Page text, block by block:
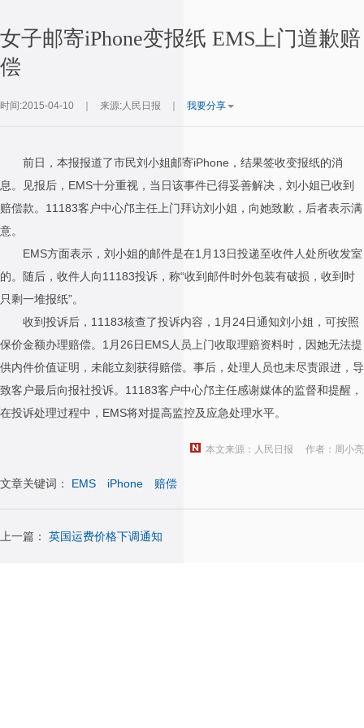
女子邮寄iPhone变报纸 EMS上门道歉赔
偿
时间:2015-04-10 来源:人民日报 我要分享
前日，本报报道了市民刘小姐邮寄iPhone，结果签收变报纸的消
息。见报后，EMS十分重视，当日该事件已得妥善解决，刘小姐已收到
赔偿款。11183客户中心邝主任上门拜访刘小姐，向她致歉，后者表示满
意。
EMS方面表示，刘小姐的邮件是在1月13日投递至收件人处所收发室
的。随后，收件人向11183投诉，称“收到邮件时外包装有破损，收到时
只剩一堆报纸”。
收到投诉后，11183核查了投诉内容，1月24日通知刘小姐，可按照
保价金额办理赔偿。1月26日EMS人员上门收取理赔资料时，因她无法提
供内件价值证明，未能立刻获得赔偿。事后，处理人员也未尽责跟进，导
致客户最后向报社投诉。11183客户中心邝主任感谢媒体的监督和提醒，
在投诉处理过程中，EMS将对提高监控及应急处理水平。
本文来源：人民日报 作者：周小亮
文章关键词： EMS iPhone 赔偿
上一篇： 英国运费价格下调通知